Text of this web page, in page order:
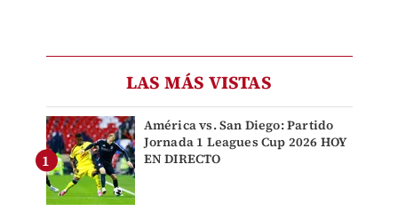
LAS MÁS VISTAS
América vs. San Diego: Partido
Jornada 1 Leagues Cup 2026 HOY
EN DIRECTO